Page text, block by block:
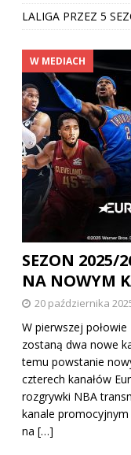
LALIGA PRZEZ 5
W MEDIACH
SEZON 2025/
NA NOWYM
20 października
W pierwszej
zostaną dwa nowe
temu powstanie
czterech kanałów
rozgrywki NBA
kanale
na […]